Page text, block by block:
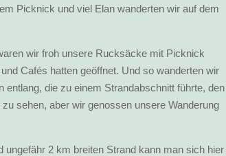
Picknick und viel Elan wanderten wir auf dem
wir froh unsere Rucksäcke mit Picknick
Cafés hatten geöffnet. Und so wanderten wir
die zu einem Strandabschnitt führte, den
sehen, aber wir genossen unsere Wanderung
2 km breiten Strand kann man sich hier